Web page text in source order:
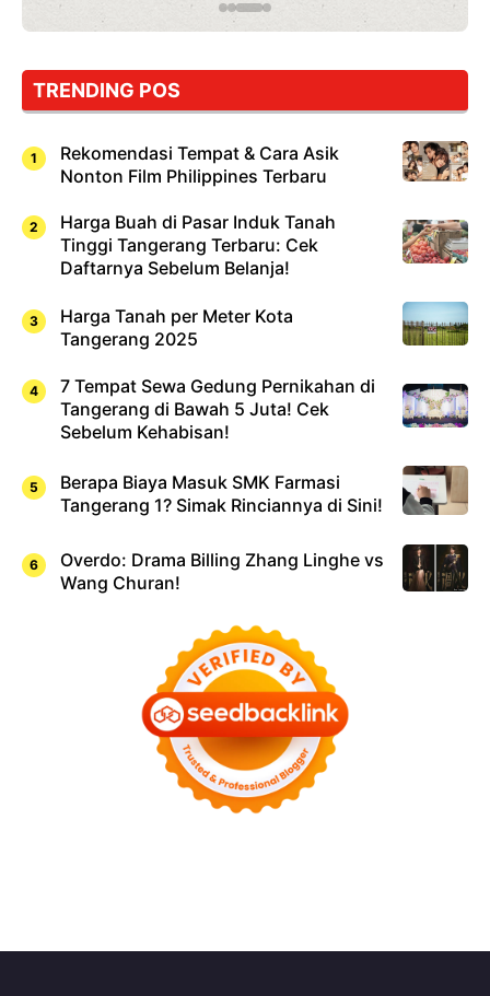
Dicoba,
Cuma
Sushi!
TRENDING POS
Rekomendasi Tempat & Cara Asik
Nonton Film Philippines Terbaru
Harga Buah di Pasar Induk Tanah
Tinggi Tangerang Terbaru: Cek
Daftarnya Sebelum Belanja!
Harga Tanah per Meter Kota
Tangerang 2025
7 Tempat Sewa Gedung Pernikahan di
Tangerang di Bawah 5 Juta! Cek
Sebelum Kehabisan!
Berapa Biaya Masuk SMK Farmasi
Tangerang 1? Simak Rinciannya di Sini!
Overdo: Drama Billing Zhang Linghe vs
Wang Churan!